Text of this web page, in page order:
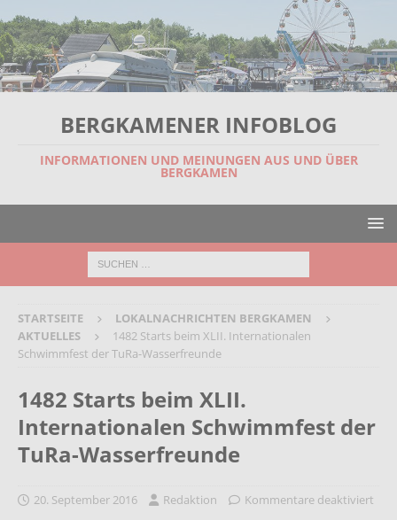
BERGKAMENER INFOBLOG
INFORMATIONEN UND MEINUNGEN AUS UND ÜBER
BERGKAMEN
STARTSEITE
LOKALNACHRICHTEN BERGKAMEN
AKTUELLES
1482 Starts beim XLII. Internationalen
Schwimmfest der TuRa-Wasserfreunde
1482 Starts beim XLII.
Internationalen Schwimmfest der
TuRa-Wasserfreunde
20. September 2016 Redaktion Kommentare deaktiviert